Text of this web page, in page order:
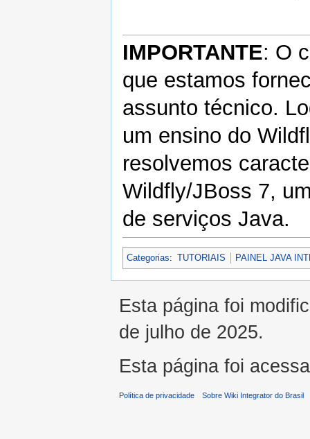
IMPORTANTE: O
que estamos
assunto técnico.
um ensino do
resolvemos
Wildfly/JBoss 7,
de serviços Java.
Categorias: TUTORIAIS PAINEL JAVA
Esta página foi
de julho de 2025.
Esta página foi
Política de privacidade Sobre Wiki Integrator do Brasil